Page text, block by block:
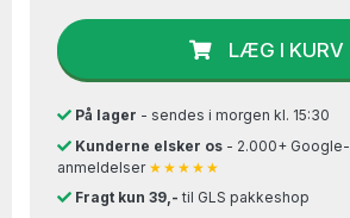
LÆG I KURV
På lager - sendes i morgen kl. 15:30
Kunderne elsker os- 2.000+ Google-
anmeldelser ★★★★★
Fragt kun 39,- til GLS pakkeshop